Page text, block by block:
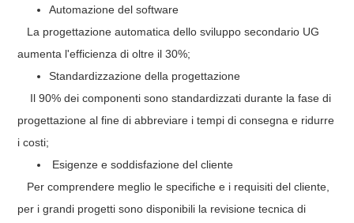
Automazione del software
La progettazione automatica dello sviluppo secondario UG
aumenta l'efficienza di oltre il 30%;
Standardizzazione della progettazione
Il 90% dei componenti sono standardizzati durante la fase di
progettazione al fine di abbreviare i tempi di consegna e ridurre
i costi;
Esigenze e soddisfazione del cliente
Per comprendere meglio le specifiche e i requisiti del cliente,
per i grandi progetti sono disponibili la revisione tecnica di